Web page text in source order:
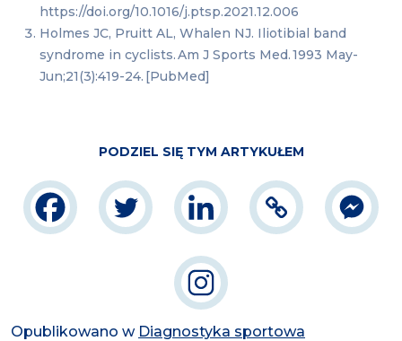
https://doi.org/10.1016/j.ptsp.2021.12.006
Holmes JC, Pruitt AL, Whalen NJ. Iliotibial band
syndrome in cyclists. Am J Sports Med. 1993 May-
Jun;21(3):419-24. [PubMed]
PODZIEL SIĘ TYM ARTYKUŁEM
Opublikowano w Diagnostyka sportowa